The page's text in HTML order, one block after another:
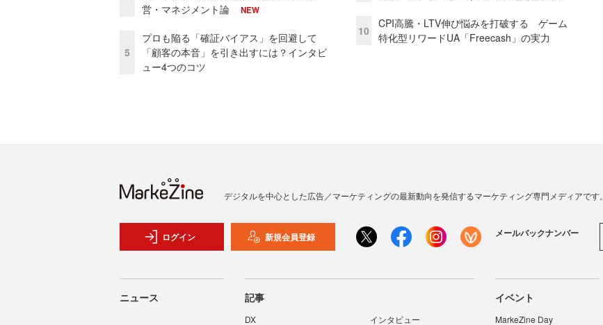
営・マネジメント論
NEW
5
プロも陥る「確証バイアス」を回避して
「顧客の本音」を引き出すには？インタビ
ュー4つのコツ
10
CPI高騰・LTV伸び悩みを打破する ゲーム
特化型リワードUA「Freecash」の実力
デジタルを中心とした広告／マーケティングの最新動向を発信するマーケティング専門メディアです。
ログイン 新規会員登録 メールバックナンバー
ニュース 記事
DX
インタビュー
イベント
MarkeZine Day